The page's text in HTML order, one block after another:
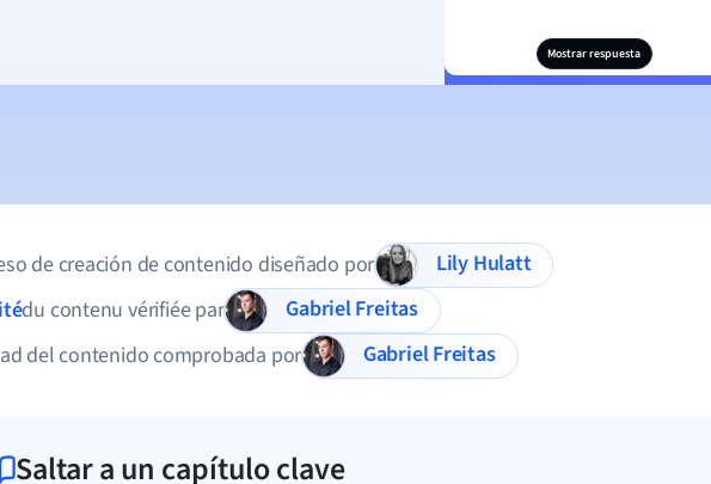
Mostrar respuesta
de creación de contenido diseñado por
Lily Hulatt
du contenu vérifiée par
Gabriel Freitas
del contenido comprobada por
Gabriel Freitas
Saltar a un capítulo clave